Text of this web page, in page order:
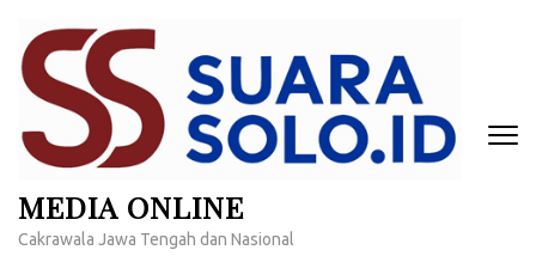
konten
(Tekan
Enter)
MEDIA ONLINE
Cakrawala Jawa Tengah dan Nasional